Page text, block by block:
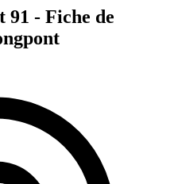
91 - Fiche de